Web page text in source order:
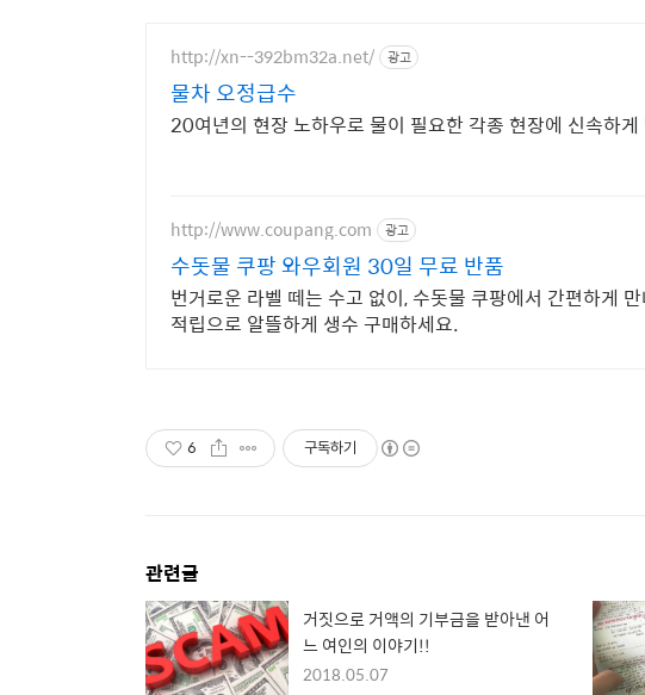
http://xn--392bm32a.net/ 광고
물차 오정급수
20여년의 현장 노하우로 물이 필요한 각종 현장에 신속하
http://www.coupang.com 광고
수돗물 쿠팡 와우회원 30일 무료 반품
번거로운 라벨 떼는 수고 없이, 수돗물 쿠팡에서 간편하게
적립으로 알뜰하게 생수 구매하세요.
6 구독하기
관련글
거짓으로 거액의 기부금을 받아낸 어
느 여인의 이야기!!
2018.05.07